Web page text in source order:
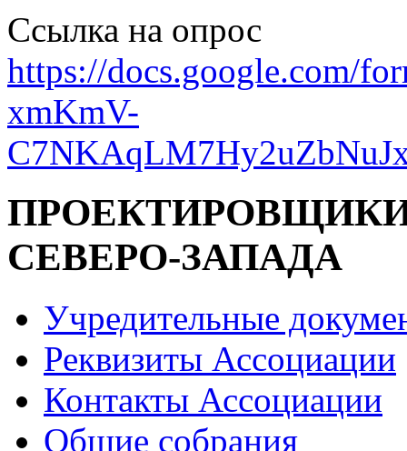
Ссылка на опрос
https://docs.google.com/
xmKmV-
СЕВЕРО-ЗАПАДА
Учредительные
Реквизиты Ассоциации
Контакты Ассоциации
Общие собрания